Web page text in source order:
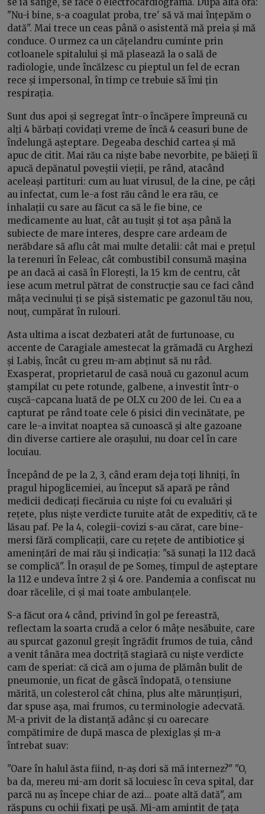
"Nu-i bine, s-a coagulat proba, tre' să vă mai înțepăm o
dată". Mai trece un ceas până o asistentă mă preia și mă
conduce. O urmez ca un cățelandru cuminte prin
cotloanele spitalului și mă plasează la o sală de
radiologie, unde încălzesc cu pieptul un fel de ecran
rece și impersonal, în timp ce trebuie să îmi țin
respirația.
Sunt dus apoi și segregat într-o încăpere împreună cu
alți 4 bărbați covidați vreme de încă 4 ceasuri bune de
îndelungă așteptare. Degeaba deschid cartea și mă
apuc de citit. Mai rău ca niște babe nevorbite, pe băieți îi
apucă depănatul poveștii vieții, pe rând, atacând
aceleași partituri: cum au luat virusul, de la cine, pe câți
au infectat, cum le-a fost rău când le era rău, ce
inhalații cu sare au făcut ca să le fie bine, ce
medicamente au luat, cât au tușit și tot așa până la
subiecte de mare interes, despre care ardeam de
nerăbdare să aflu cât mai multe detalii: cât mai e prețul
la terenuri în Feleac, cât combustibil consumă mașina
pe an dacă ai casă în Florești, la 15 km de centru, cât
iese acum metrul pătrat de construcție sau ce faci când
mâța vecinului ți se pișă sistematic pe gazonul tău nou,
nouț, cumpărat în rulouri.
Asta ultima a iscat dezbateri atât de furtunoase, cu
accente de Caragiale amestecat la grămadă cu Arghezi
și Labiș, încât cu greu m-am abținut să nu râd.
Exasperat, proprietarul de casă nouă cu gazonul acum
ștampilat cu pete rotunde, galbene, a investit într-o
cușcă-capcana luată de pe OLX cu 200 de lei. Cu ea a
capturat pe rând toate cele 6 pisici din vecinătate, pe
care le-a invitat noaptea să cunoască și alte gazoane
din diverse cartiere ale orașului, nu doar cel în care
locuiau.
Începând de pe la 2, 3, când eram deja toți lihniți, în
pragul hipoglicemiei, au început să apară pe rând
medicii dedicați fiecăruia cu niște foi cu evaluări și
rețete, plus niște verdicte turuite atât de expeditiv, că te
lăsau paf. Pe la 4, colegii-covizi s-au cărat, care bine-
mersi fără complicații, care cu rețete de antibiotice și
amenințări de mai rău și indicația: "să sunați la 112 dacă
se complică". În orașul de pe Someș, timpul de așteptare
la 112 e undeva între 2 și 4 ore. Pandemia a confiscat nu
doar răcelile, ci și mai toate ambulanțele.
S-a făcut ora 4 când, privind în gol pe fereastră,
reflectam la soarta crudă a celor 6 mâțe nesăbuite, care
au spurcat gazonul greșit îngrădit frumos de tuia, când
a venit tânăra mea doctriță stagiară cu niște verdicte
cam de speriat: că cică am o juma de plămân bulit de
pneumonie, un ficat de gâscă îndopată, o tensiune
mărită, un colesterol cât china, plus alte mărunțișuri,
dar spuse așa, mai frumos, cu terminologie adecvată.
M-a privit de la distanță adânc și cu oarecare
compătimire de după masca de plexiglas și m-a
întrebat suav:
"Oare în halul ăsta fiind, n-aș dori să mă internez?" "O,
ba da, mereu mi-am dorit să locuiesc în ceva spital, dar
parcă nu aș începe chiar de azi... poate altă dată", am
răspuns cu ochii fixați pe ușă. Mi-am amintit de țața